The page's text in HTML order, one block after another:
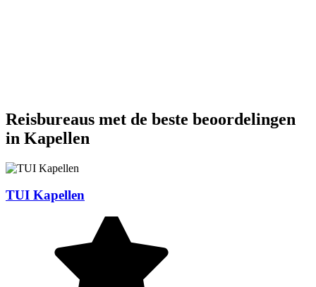
Reisbureaus met de beste beoordelingen
in Kapellen
TUI Kapellen